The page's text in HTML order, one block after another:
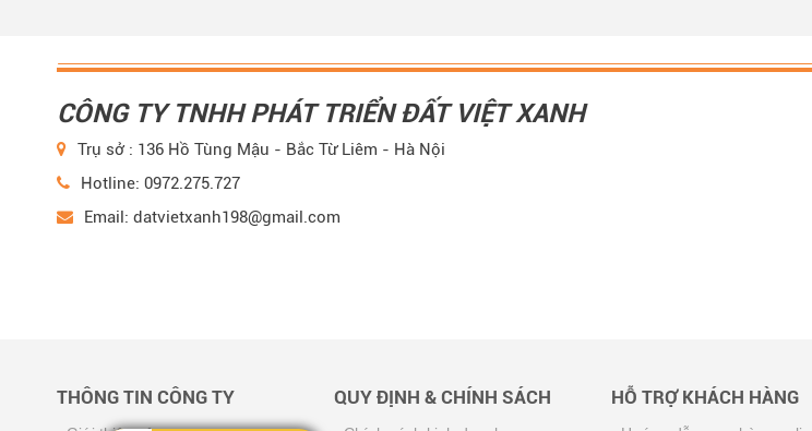
CÔNG TY TNHH PHÁT TRIỂN ĐẤT VIỆT XANH
Trụ sở : 136 Hồ Tùng Mậu - Bắc Từ Liêm - Hà Nội
Hotline: 0972.275.727
Email: datvietxanh198@gmail.com
THÔNG TIN CÔNG TY QUY ĐỊNH & CHÍNH SÁCH HỖ TRỢ KHÁCH HÀNG